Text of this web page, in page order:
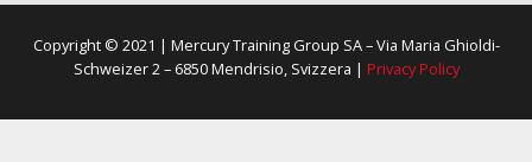
Copyright © 2021 | Mercury Training Group SA – Via Maria Ghioldi-
Schweizer 2 – 6850 Mendrisio, Svizzera | Privacy Policy